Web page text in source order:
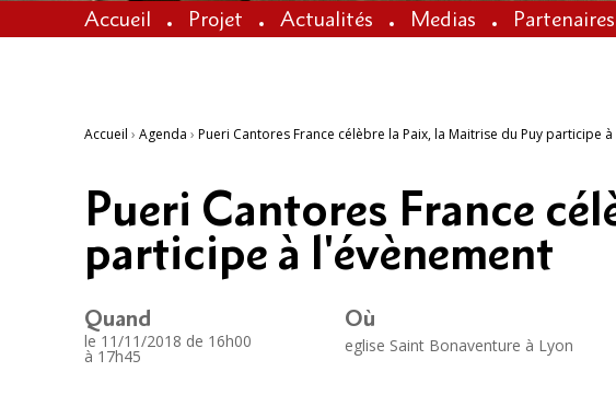
Accueil Projet Actualités Medias Partenaires
Accueil › Agenda › Pueri Cantores France célèbre la Paix, la Maitrise du Puy participe
Pueri Cantores France
participe à l'évènement
Quand
le 11/11/2018 de 16h00
à 17h45
Où
eglise Saint Bonaventure à Lyon